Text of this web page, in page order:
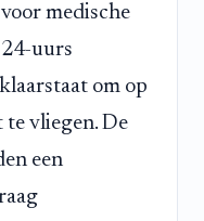
medische
uurs
om op
te vliegen. De
een